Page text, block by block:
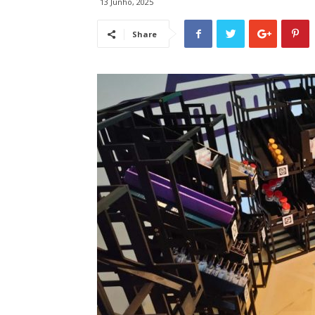
Share